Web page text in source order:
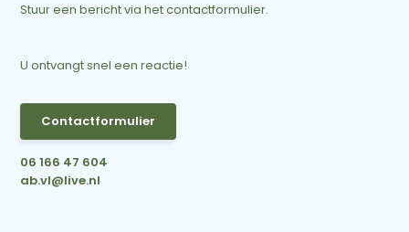
Stuur een bericht via het contactformulier.
U ontvangt snel een reactie!
Contactformulier
06 166 47 604
ab.vl@live.nl